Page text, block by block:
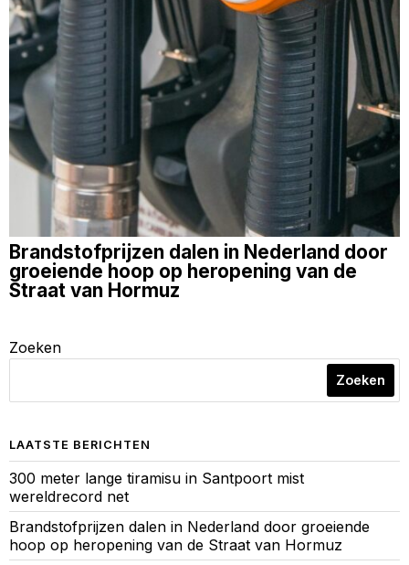
Brandstofprijzen dalen in Nederland door
groeiende hoop op heropening van de
Straat van Hormuz
Zoeken
Zoeken
LAATSTE BERICHTEN
300 meter lange tiramisu in Santpoort mist
wereldrecord net
Brandstofprijzen dalen in Nederland door groeiende
hoop op heropening van de Straat van Hormuz